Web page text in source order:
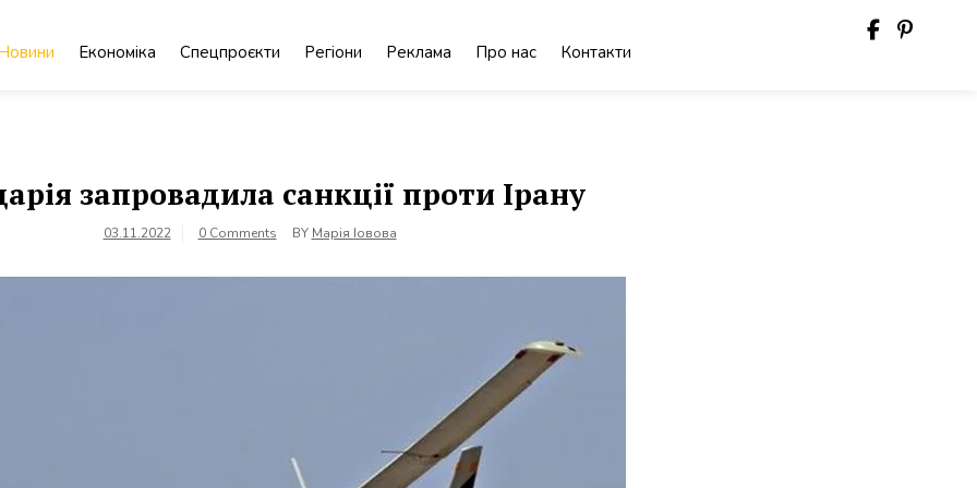
Економіка Спецпроєкти Регіони Реклама Про нас Контакти
запровадила санкції проти Ірану
03.11.2022 0 Comments BY Марія Іовова